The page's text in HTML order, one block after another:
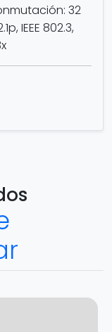
32
IEEE 802.3,